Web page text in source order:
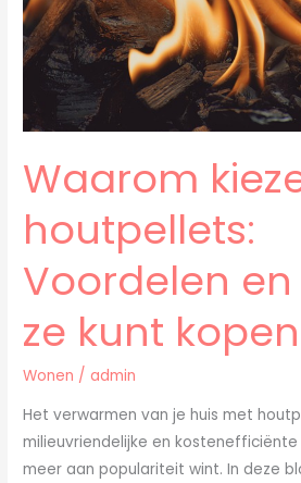
Waarom
houtpellets:
Voordelen
ze kunt kopen
Wonen / admin
Het verwarmen van je huis met
milieuvriendelijke en
meer aan populariteit wint. In deze
waar
je
ze
kopen